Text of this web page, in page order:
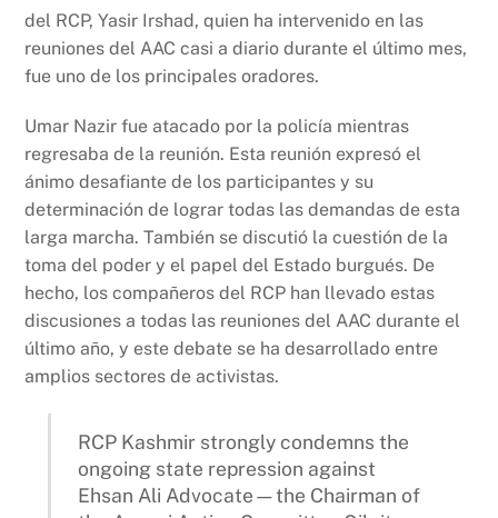
del RCP, Yasir Irshad, quien ha intervenido en las
reuniones del AAC casi a diario durante el último mes,
fue uno de los principales oradores.
Umar Nazir fue atacado por la policía mientras
regresaba de la reunión. Esta reunión expresó el
ánimo desafiante de los participantes y su
determinación de lograr todas las demandas de esta
larga marcha. También se discutió la cuestión de la
toma del poder y el papel del Estado burgués. De
hecho, los compañeros del RCP han llevado estas
discusiones a todas las reuniones del AAC durante el
último año, y este debate se ha desarrollado entre
amplios sectores de activistas.
RCP Kashmir strongly condemns the
ongoing state repression against
Ehsan Ali Advocate—the Chairman of